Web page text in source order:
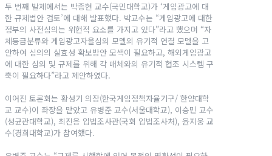
두 번째 발제에서는 박종현 교수(국민대학교)가 ‘게임광고에 대
한 규제법안 검토’에 대해 발표했다. 박교수는 “게임광고에 대한
정부의 사전심의는 위헌적 요소를 가지고 있다”라고 했으며 “자
체등급분류와 게임광고자율심의 모델의 유기적 연결 모델을 고
안하여 심의의 실효성 확보방안 모색이 필요하고, 해외게임광고
에 대한 심의 및 규제를 위해 각 매체와의 유기적 협조 시스템 구
축이 필요하다”라고 제안하였다.
이어진 토론회는 황성기 의장(한국게임정책자율기구/ 한양대학
교 교수)이 좌장을 맡았고 유병준 교수(서울대학교), 이승민 교수
(성균관대학교), 최진응 입법조사관(국회 입법조사처), 윤지웅 교
수(경희대학교)가 참여했다.